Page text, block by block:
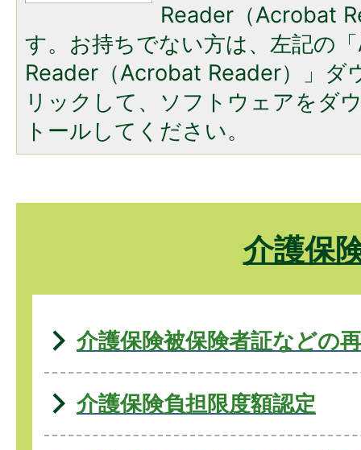
Reader（Acrobat
す。お持ちでない方は、左記の
Reader（Acrobat Reader）」ダ
リックして、ソフトウェアをダ
トールしてください。
介護保
介護保険被保険者証などの
介護保険負担限度額認定